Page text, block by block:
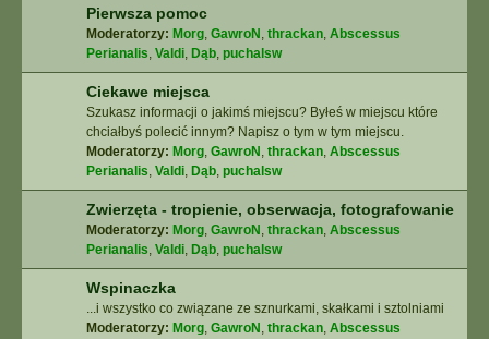
Pierwsza pomoc
Moderatorzy: Morg, GawroN , thrackan, Abscessus
Perianalis, Valdi, Dąb, puchalsw
Ciekawe miejsca
Szukasz informacji o jakimś miejscu? Byłeś w miejscu które
chciałbyś polecić innym? Napisz o tym w tym miejscu.
Moderatorzy: Morg, GawroN , thrackan, Abscessus
Perianalis, Valdi, Dąb, puchalsw
Zwierzęta - tropienie, obserwacja, fotografowanie
Moderatorzy: Morg, GawroN , thrackan, Abscessus
Perianalis, Valdi, Dąb, puchalsw
Wspinaczka
...i wszystko co związane ze sznurkami, skałkami i sztolniami
Moderatorzy: Morg, GawroN , thrackan, Abscessus